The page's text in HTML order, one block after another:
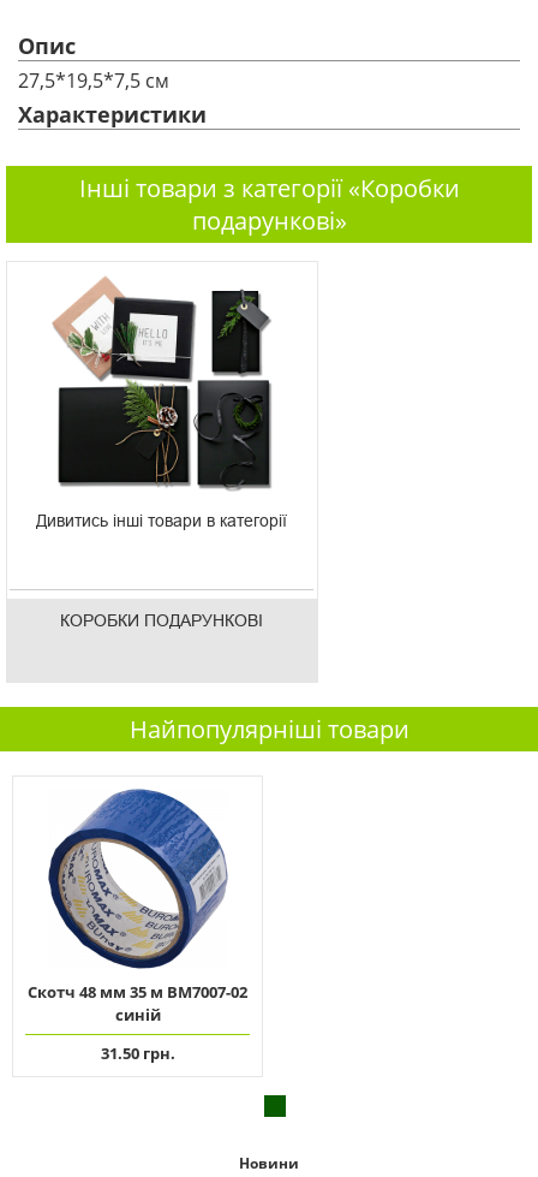
Опис
27,5*19,5*7,5 см
Характеристики
Інші товари з категорії «Коробки
подарункові»
Дивитись інші товари в категорії
КОРОБКИ ПОДАРУНКОВІ
Найпопулярніші товари
Скотч 48 мм 35 м ВМ7007-02
синій
31.50 грн.
Новини